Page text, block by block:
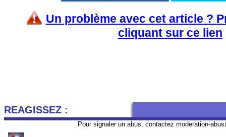
Un problème avec cet article ?
cliquant sur ce lien
REAGISSEZ :
Pour signaler un abus, contactez moderation-